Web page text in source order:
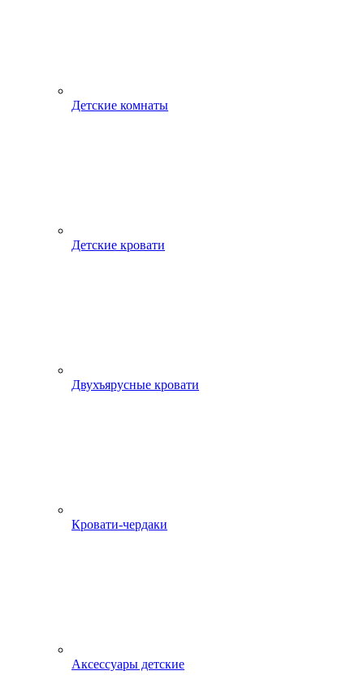
Детские комнаты
Детские кровати
Двухъярусные кровати
Кровати-чердаки
Аксессуары детские